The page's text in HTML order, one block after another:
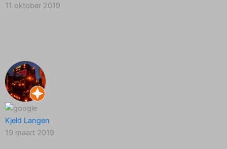
11 oktober 2019
Kjeld Langen
19 maart 2019